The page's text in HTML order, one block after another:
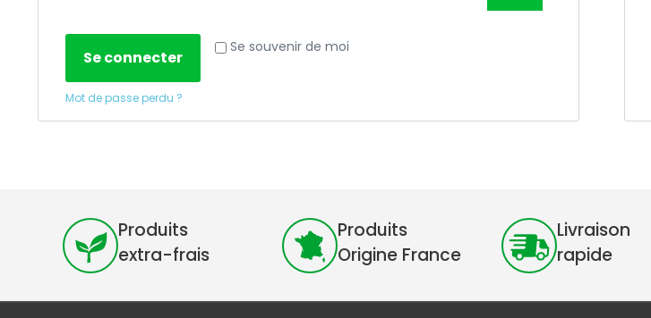
Se souvenir de moi
Se connecter
Mot de passe perdu ?
Produits
extra-frais
Produits
Origine France
Livraison
rapide